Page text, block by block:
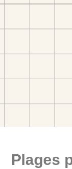
Plages